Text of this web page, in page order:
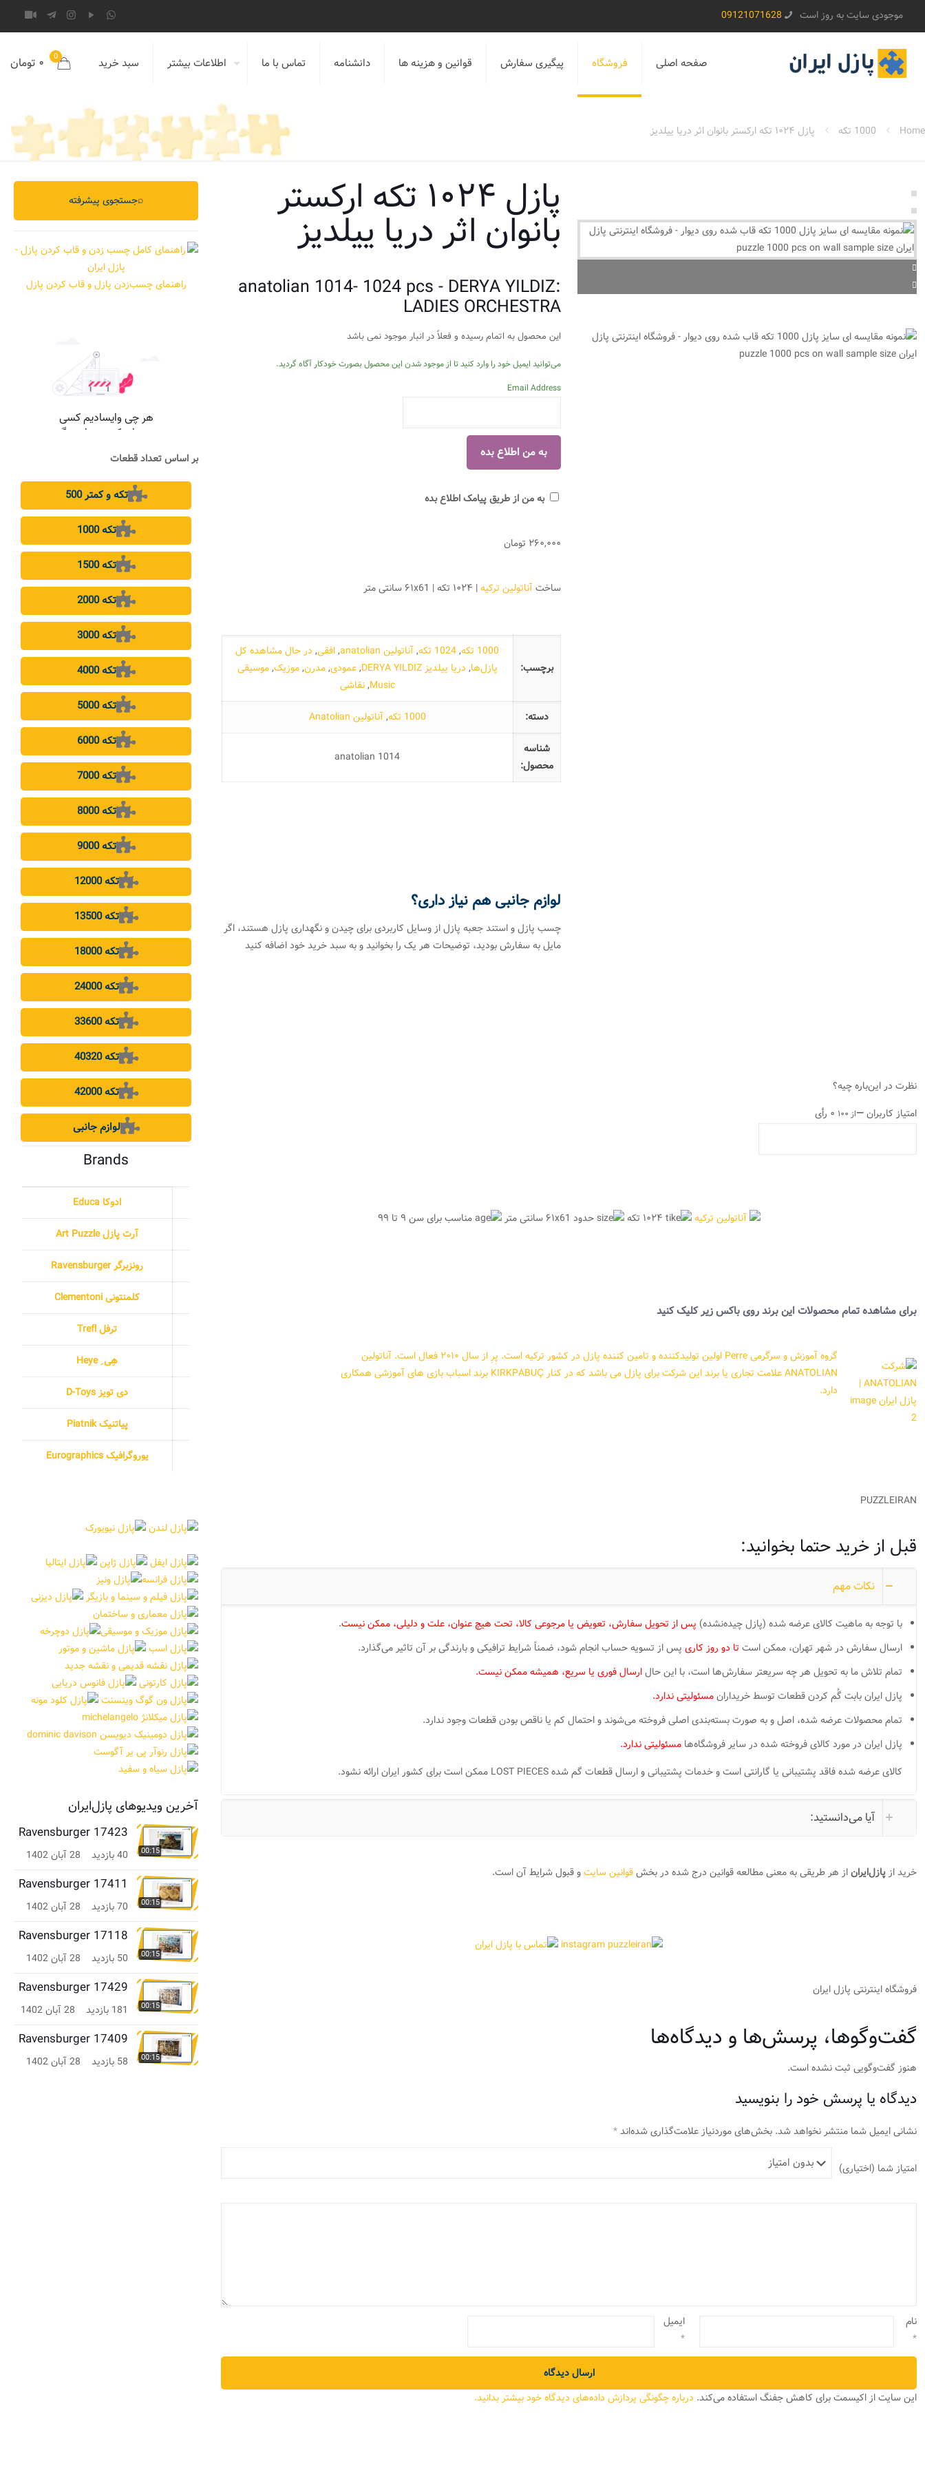
موجودی سایت به روز است 09121071628
صفحه اصلی فروشگاه پیگیری سفارش قوانین و هزینه ها دانشنامه تماس با ما اطلاعات بیشتر سبد خرید 0 ۰ تومان
Home 1000 تکه پازل ۱۰۲۴ تکه ارکستر بانوان اثر دریا ییلدیز
پازل ۱۰۲۴ تکه ارکستر
بانوان اثر دریا ییلدیز
anatolian 1014- 1024 pcs - DERYA YILDIZ:
LADIES ORCHESTRA
این محصول به اتمام رسیده و فعلاً در انبار موجود نمی باشد
می‌توانید ایمیل خود را وارد کنید تا از موجود شدن این محصول بصورت خودکار آگاه گردید.
Email Address
به من از طریق پیامک اطلاع بده
۲۶۰,۰۰۰ تومان
ساختآناتولین ترکیه| ۱۰۲۴ تکه | ۶۱x61 سانتی متر
برچسب:
1000 تکه ,1024 تکه ,آناتولین anatolian ,افقی, در حال مشاهده کل
پازل‌ها, دریا ییلدیز DERYA YILDIZ ,عمودی,مدرن,موزیک,موسیقی
Music
,نقاشی
دسته: 1000 تکه ,آناتولین Anatolian
شناسه
محصول:
anatolian 1014
لوازم جانبی هم نیاز داری؟
چسب پازل و استند جعبه پازل از وسایل کاربردی برای چیدن و نگهداری پازل هستند، اگر
مایل به سفارش بودید، توضیحات هر یک را بخوانید و به سبد خرید خود اضافه کنید
نظرت در این‌باره چیه؟
امتیاز کاربران—از ۱۰۰ ۰ رأی
آناتولین ترکیه حدود ۶۱x61 سانتی متر مناسب برای سن ۹ تا ۹۹
برای مشاهده تمام محصولات این برند روی باکس زیر کلیک کنید
گروه آموزش و سرگرمی Perre اولین تولیدکننده و تامین کننده پازل در کشور ترکیه است. پِرِ از سال ۲۰۱۰ فعال است. آناتولین
ANATOLIAN علامت تجاری یا برند این شرکت برای پازل می باشد که در کنار KIRKPABUÇ برند اسباب بازی های آموزشی همکاری
دارد.
PUZZLEIRAN
قبل از خرید حتما بخوانید:
نکات مهم
با توجه به ماهیت کالای عرضه شده (پازل چیده‌نشده) پس از تحویل سفارش، تعویض یا مرجوعی کالا، تحت هیچ عنوان، علت و دلیلی، ممکن نیست.
ارسال سفارش در شهر تهران، ممکن است تا دو روز کاری پس از تسویه حساب انجام شود، ضمناً شرایط ترافیکی و بارندگی بر آن تاثیر می‌گذارد.
تمام تلاش ما به تحویل هر چه سریعتر سفارش‌ها است، با این حالارسال فوری یا سریع، همیشه ممکن نیست.
پازل ایران بابت گُم کردن قطعات توسط خریدارانمسئولیتی ندارد.
تمام محصولات عرضه شده، اصل و به صورت بسته‌بندی اصلی فروخته می‌شوند و احتمال کم یا ناقص بودن قطعات وجود ندارد.
پازل ایران در مورد کالای فروخته شده در سایر فروشگاه‌ها مسئولیتی ندارد.
کالای عرضه شده فاقد پشتیبانی یا گارانتی است و خدمات پشتیبانی و ارسال قطعات گم شده LOST PIECES ممکن است برای کشور ایران ارائه نشود.
آیا می‌دانستید:
خرید از پازل‌ایراناز هر طریقی به معنی مطالعه قوانین درج شده در بخشقوانین سایتو قبول شرایط آن است.
فروشگاه اینترنتی پازل ایران
گفت‌وگوها، پرسش‌ها و دیدگاه‌ها
هنوز گفت‌وگویی ثبت نشده است.
دیدگاه یا پرسش خود را بنویسید
نشانی ایمیل شما منتشر نخواهد شد. بخش‌های موردنیاز علامت‌گذاری شده‌اند*
امتیاز شما (اختیاری)
نام
*
ایمیل
*
این سایت از اکیسمت برای کاهش جفنگ استفاده می‌کند. درباره چگونگی پردازش داده‌های دیدگاه خود بیشتر بدانید.
جستجوی پیشرفته⌕
راهنمای چسب‌زدن پازل و قاب کردن پازل
بر اساس تعداد قطعات
500 تکه و کمتر
1000 تکه
1500 تکه
2000 تکه
3000 تکه
4000 تکه
5000 تکه
6000 تکه
7000 تکه
8000 تکه
9000 تکه
12000 تکه
13500 تکه
18000 تکه
24000 تکه
33600 تکه
40320 تکه
42000 تکه
لوازم جانبی
Brands
ادوکا Educa
آرت پازل Art Puzzle
رونزبرگر Ravensburger
کلمنتونی Clementoni
ترفل Trefl
هِی ِ Heye
دی تویز D-Toys
پیاتنیک Piatnik
یوروگرافیک Eurographics
آخرین ویدیوهای پازل‌ایران
00:15
Ravensburger 17423
40 بازدید 28 آبان 1402
00:15
Ravensburger 17411
70 بازدید 28 آبان 1402
00:15
Ravensburger 17118
50 بازدید 28 آبان 1402
00:15
Ravensburger 17429
181 بازدید 28 آبان 1402
00:15
Ravensburger 17409
58 بازدید 28 آبان 1402